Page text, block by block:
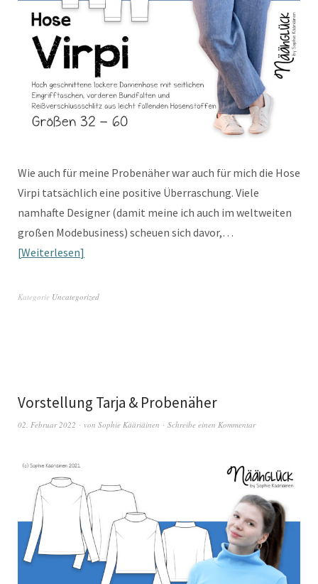
Wie auch für meine Probenäher war auch für mich die Hose
Virpi tatsächlich eine positive Überraschung. Viele
namhafte Designer (damit meine ich auch im weltweiten
großen Modebusiness) scheuen sich davor,…
Weiterlesen
Kategorie Uncategorized
Vorstellung Tarja & Probenäher
02. Februar 2022 von Sophie Kääriäinen Schreibe einen Kommentar